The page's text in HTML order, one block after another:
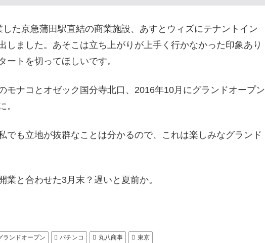
た京急蒲田駅直結の商業施設、あすとウィズにテナントイン
しました。あそこは立ち上がりが上手く行かなかった印象あり
ートを切ってほしいです。
モナコとオゼック国分寺北口、2016年10月にグランドオープン
。
でも立地が抜群なことは分かるので、これは楽しみなグランド
業と合わせた3月末？遅いと夏前か。
ランドオープン パチンコ 丸八商事 東京